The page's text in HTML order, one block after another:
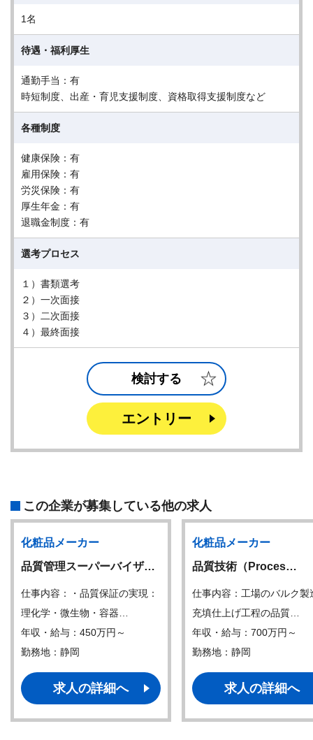
1名
待遇・福利厚生
通勤手当：有
時短制度、出産・育児支援制度、資格取得支援制度など
各種制度
健康保険：有
雇用保険：有
労災保険：有
厚生年金：有
退職金制度：有
選考プロセス
１）書類選考
２）一次面接
３）二次面接
４）最終面接
検討する
エントリー
この企業が募集している他の求人
化粧品メーカー
品質管理スーパーバイザ…
仕事内容：・品質保証の実現：
理化学・微生物・容器…
年収・給与：450万円～
勤務地：静岡
求人の詳細へ
化粧品メーカー
品質技術（Proces…
仕事内容：工場のバルク製
充填仕上げ工程の品質…
年収・給与：700万円～
勤務地：静岡
求人の詳細へ